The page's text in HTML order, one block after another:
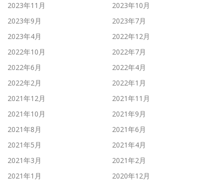
2023年11月
2023年10月
2023年9月
2023年7月
2023年4月
2022年12月
2022年10月
2022年7月
2022年6月
2022年4月
2022年2月
2022年1月
2021年12月
2021年11月
2021年10月
2021年9月
2021年8月
2021年6月
2021年5月
2021年4月
2021年3月
2021年2月
2021年1月
2020年12月